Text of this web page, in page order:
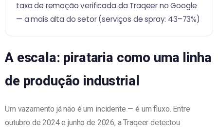
taxa de remoção verificada da Traqeer no Google
— a mais alta do setor (serviços de spray: 43–73%)
A escala: pirataria como uma linha
de produção industrial
Um vazamento já não é um incidente — é um fluxo. Entre
outubro de 2024 e junho de 2026, a Traqeer detectou